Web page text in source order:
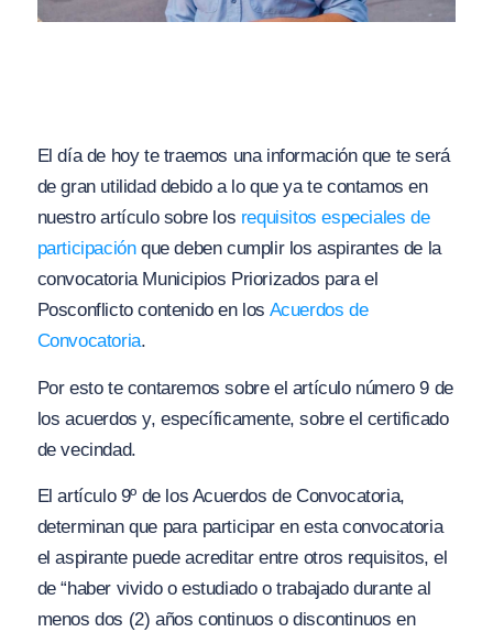
El día de hoy te traemos una información que te será
de gran utilidad debido a lo que ya te contamos en
nuestro artículo sobre los requisitos especiales de
participaciónque deben cumplir los aspirantes de la
convocatoria Municipios Priorizados para el
Posconflicto contenido en los Acuerdos de
Convocatoria.
Por esto te contaremos sobre el artículo número 9 de
los acuerdos y, específicamente, sobre el certificado
de vecindad.
El artículo 9º de los Acuerdos de Convocatoria,
determinan que para participar en esta convocatoria
el aspirante puede acreditar entre otros requisitos, el
de “haber vivido o estudiado o trabajado durante al
menos dos (2) años continuos o discontinuos en